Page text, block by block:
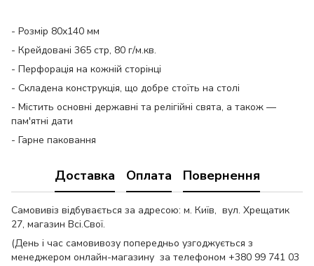
- Розмір 80х140 мм
- Крейдовані 365 стр, 80 г/м.кв.
- Перфорація на кожній сторінці
- Складена конструкція, що добре стоїть на столі
- Містить основні державні та релігійні свята, а також —
пам'ятні дати
- Гарне паковання
Доставка Оплата Повернення
Самовивіз відбувається за адресою: м. Київ, вул. Хрещатик
27, магазин Всі.Свої.
(День і час самовивозу попередньо узгоджується з
менеджером онлайн-магазину за телефоном +380 99 741 03